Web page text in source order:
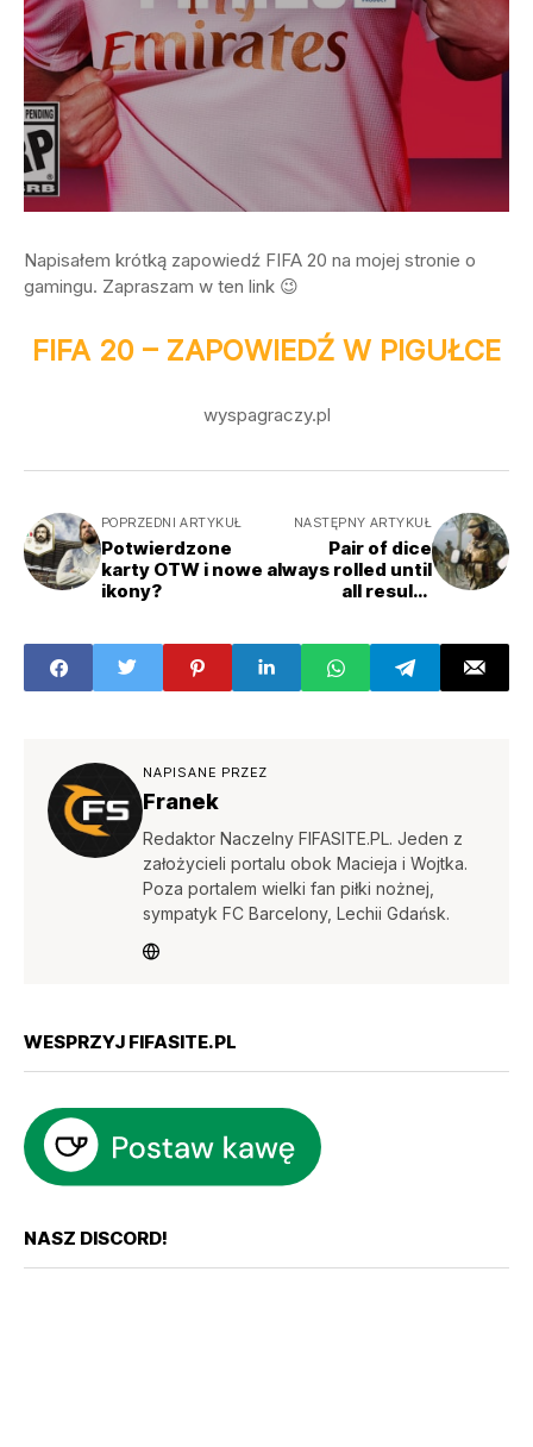
Napisałem krótką zapowiedź FIFA 20 na mojej stronie o
gamingu. Zapraszam w ten link 😉
FIFA 20 – ZAPOWIEDŹ W PIGUŁCE
wyspagraczy.pl
POPRZEDNI ARTYKUŁ
Potwierdzone
karty OTW i nowe
ikony?
NASTĘPNY ARTYKUŁ
Pair of dice
always rolled until
all results
NAPISANE PRZEZ
Franek
Redaktor Naczelny FIFASITE.PL. Jeden z
założycieli portalu obok Macieja i Wojtka.
Poza portalem wielki fan piłki nożnej,
sympatyk FC Barcelony, Lechii Gdańsk.
WESPRZYJ FIFASITE.PL
NASZ DISCORD!